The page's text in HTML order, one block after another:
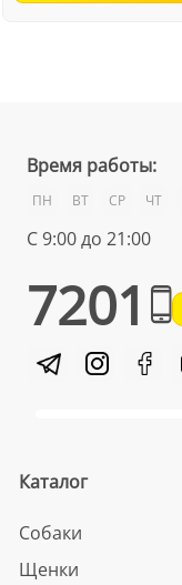
Время работы:
ПН ВТ СР ЧТ
С 9:00 до 21:00
7201
Каталог
Собаки
Щенки